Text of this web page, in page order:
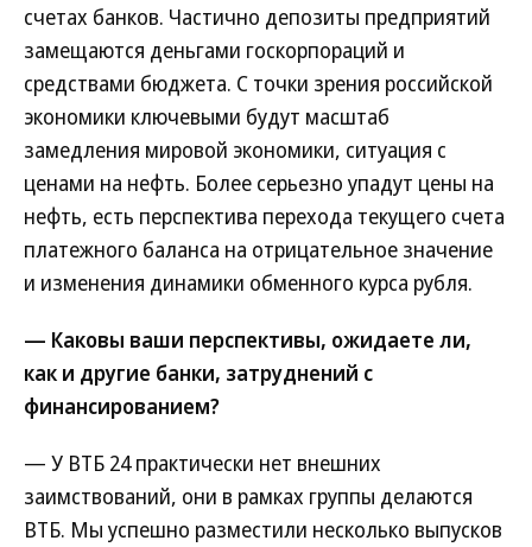
счетах банков. Частично депозиты предприятий
замещаются деньгами госкорпораций и
средствами бюджета. С точки зрения российской
экономики ключевыми будут масштаб
замедления мировой экономики, ситуация с
ценами на нефть. Более серьезно упадут цены на
нефть, есть перспектива перехода текущего счета
платежного баланса на отрицательное значение
и изменения динамики обменного курса рубля.
— Каковы ваши перспективы, ожидаете ли,
как и другие банки, затруднений с
финансированием?
— У ВТБ 24 практически нет внешних
заимствований, они в рамках группы делаются
ВТБ. Мы успешно разместили несколько выпусков